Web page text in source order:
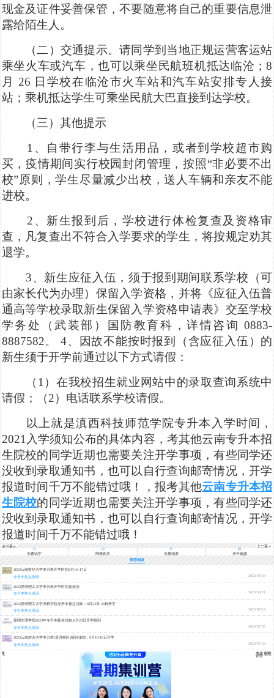
现金及证件妥善保管，不要随意将自己的重要信息泄
露给陌生人。
（二）交通提示。请同学到当地正规运营客运站
乘坐火车或汽车，也可以乘坐民航班机抵达临沧；8
月 26 日学校在临沧市火车站和汽车站安排专人接
站；乘机抵达学生可乘坐民航大巴直接到达学校。
（三）其他提示
1、自带行李与生活用品，或者到学校超市购
买，疫情期间实行校园封闭管理，按照“非必要不出
校”原则，学生尽量减少出校，送人车辆和亲友不能
进校。
2、新生报到后，学校进行体检复查及资格审
查，凡复查出不符合入学要求的学生，将按规定劝其
退学。
3、新生应征入伍，须于报到期间联系学校（可
由家长代为办理）保留入学资格，并将《应征入伍普
通高等学校录取新生保留入学资格申请表》交至学校
学务处（武装部）国防教育科，详情咨询 0883-
8887582。 4、因故不能按时报到（含应征入伍）的
新生须于开学前通过以下方式请假：
（1）在我校招生就业网站中的录取查询系统中
请假；（2）电话联系学校请假。
以上就是滇西科技师范学院专升本入学时间，
2021入学须知公布的具体内容，考其他云南专升本招
生院校的同学近期也需要关注开学事项，有些同学还
没收到录取通知书，也可以自行查询邮寄情况，开学
报道时间千万不能错过哦！，报考其他云南专升本招
生院校的同学近期也需要关注开学事项，有些同学还
没收到录取通知书，也可以自行查询邮寄情况，开学
报道时间千万不能错过哦！
上一篇：
普洱学院
（2021专
下一篇：
2021年云
升本开学
免费试学 网课购买 免费领课
历年真题
推荐阅读
2023云南财经大学专升本开学时间9月16~17日
专升本热点资讯
2023/08/24
2023昆明理工大学专升本开学时间及校历
专升本热点资讯
2023/08/21
2023昆明理工大学津桥学院专升本新生须知：8月23日-24日开学
专升本热点资讯
2023/08/14
昆明文理学院2023年专升本新生须知,8月23日开学报到
专升本热点资讯
2023/07/25
2023云南农业大学专升本(普洱校区)报到须知，9月15-16日开学
专升本热点资讯
2023/07/24
专
无 2026云南
升本暑期
训营